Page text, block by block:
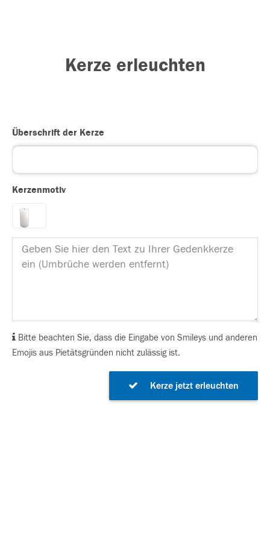
Kerze erleuchten
Überschrift der Kerze
Kerzenmotiv
Bitte beachten Sie, dass die Eingabe von Smileys und anderen
Emojis aus Pietätsgründen nicht zulässig ist.
Kerze jetzt erleuchten